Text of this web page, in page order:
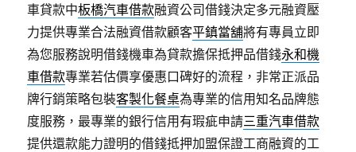
車貸款中板橋汽車借款融資公司借錢決定多元融資壓
力提供專業合法融資借款顧客平鎮當舖將有專員立即
為您服務說明借錢機車為貸款擔保抵押品借錢永和機
車借款專業若估價享優惠口碑好的流程，非常正派品
牌行銷策略包裝客製化餐桌為專業的信用知名品牌態
度服務，最專業的銀行信用有瑕疵申請三重汽車借款
提供還款能力證明的借錢抵押加盟保證工商融資的工